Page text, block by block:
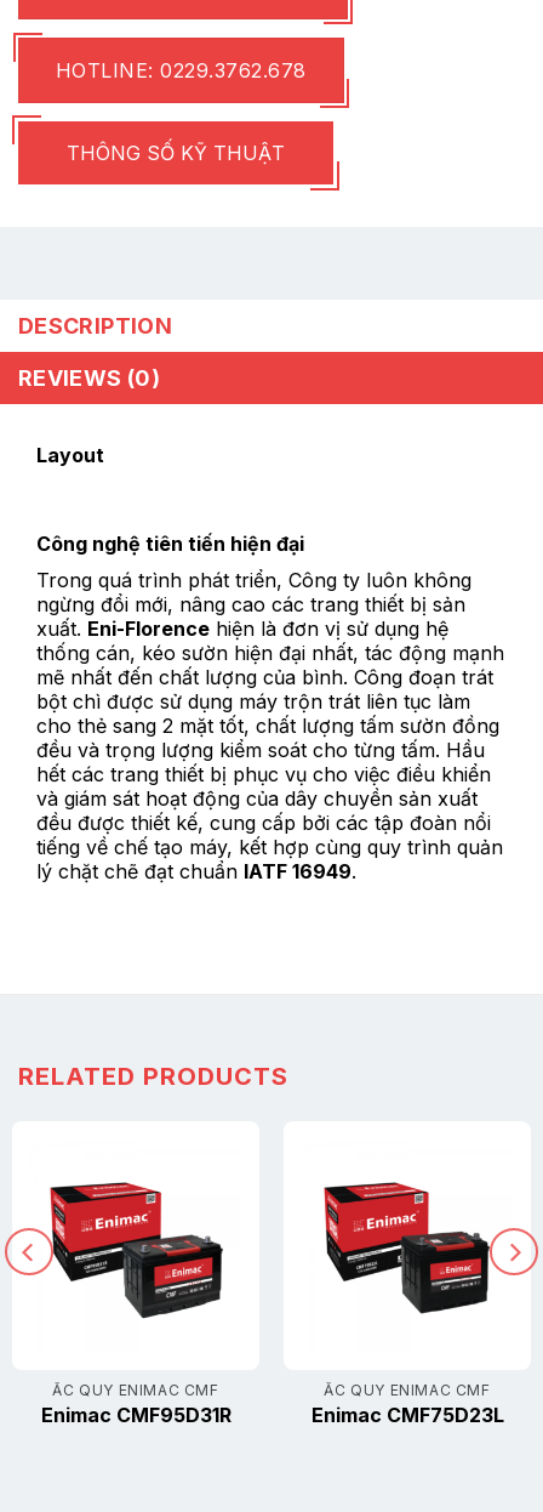
HOTLINE: 0229.3762.678
THÔNG SỐ KỸ THUẬT
DESCRIPTION
REVIEWS (0)
Layout
Công nghệ tiên tiến hiện đại
Trong quá trình phát triển, Công ty luôn không
ngừng đổi mới, nâng cao các trang thiết bị sản
xuất. Eni-Florence hiện là đơn vị sử dụng hệ
thống cán, kéo sườn hiện đại nhất, tác động mạnh
mẽ nhất đến chất lượng của bình. Công đoạn trát
bột chì được sử dụng máy trộn trát liên tục làm
cho thẻ sang 2 mặt tốt, chất lượng tấm sườn đồng
đều và trọng lượng kiểm soát cho từng tấm. Hầu
hết các trang thiết bị phục vụ cho việc điều khiển
và giám sát hoạt động của dây chuyền sản xuất
đều được thiết kế, cung cấp bởi các tập đoàn nổi
tiếng về chế tạo máy, kết hợp cùng quy trình quản
lý chặt chẽ đạt chuẩn IATF 16949.
RELATED PRODUCTS
ẮC QUY ENIMAC CMF
Enimac CMF95D31R
ẮC QUY ENIMAC CMF
Enimac CMF75D23L